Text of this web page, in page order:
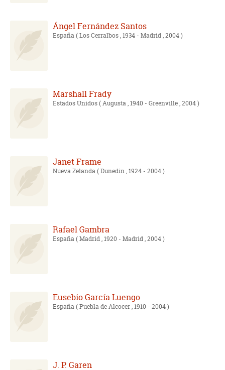
Ángel Fernández Santos
España( Los Cerralbos , 1934 - Madrid , 2004 )
Marshall Frady
Estados Unidos( Augusta , 1940 - Greenville , 2004 )
Janet Frame
Nueva Zelanda( Dunedin , 1924 - 2004 )
Rafael Gambra
España( Madrid , 1920 - Madrid , 2004 )
Eusebio García Luengo
España( Puebla de Alcocer , 1910 - 2004 )
J. P. Garen